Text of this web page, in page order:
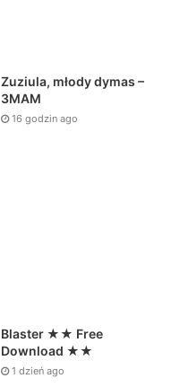
Zuziula, młody dymas –
3MAM
16 godzin ago
Blaster ★★ Free
Download ★★
1 dzień ago